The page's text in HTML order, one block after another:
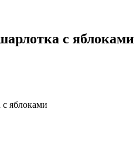
с яблоками